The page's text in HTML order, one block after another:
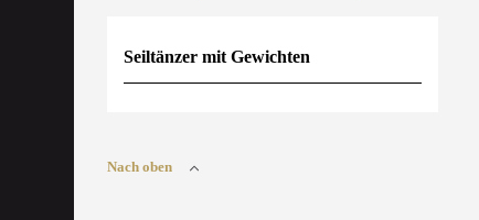
Seiltänzer mit Gewichten
Nach oben